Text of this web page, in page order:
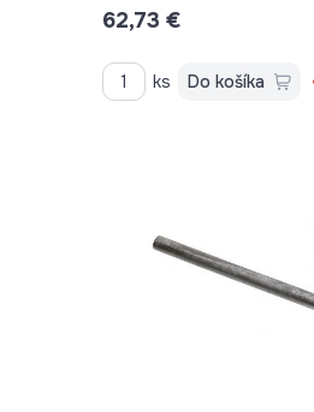
62,73 €
ks Do košíka